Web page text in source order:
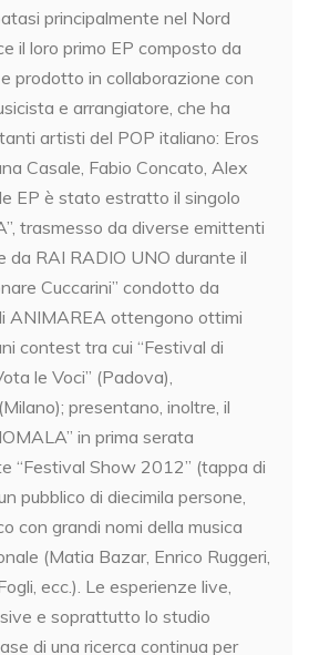
principalmente nel Nord
il loro primo EP composto da
prodotto in collaborazione con
e arrangiatore, che ha
artisti del POP italiano: Eros
Casale, Fabio Concato, Alex
EP è stato estratto il singolo
trasmesso da diverse emittenti
da RAI RADIO UNO durante il
Cuccarini” condotto da
ANIMAREA ottengono ottimi
contest tra cui “Festival di
le Voci” (Padova),
presentano, inoltre, il
in prima serata
“Festival Show 2012” (tappa di
pubblico di diecimila persone,
con grandi nomi della musica
(Matia Bazar, Enrico Ruggeri,
ecc.). Le esperienze live,
e soprattutto lo studio
di una ricerca continua per